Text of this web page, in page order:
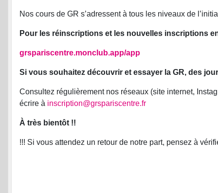
Nos cours de GR s’adressent à tous les niveaux de
Pour les réinscriptions et les nouvelles inscriptions
grspariscentre.monclub.app/app
Si vous souhaitez découvrir et essayer la GR, des
Consultez régulièrement nos réseaux (site internet,
écrire à inscription@grspariscentre.fr
À très bientôt !!
!!! Si vous attendez un retour de notre part, pensez à